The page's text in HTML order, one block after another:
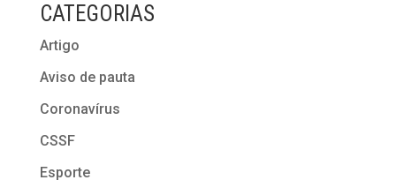
CATEGORIAS
Artigo
Aviso de pauta
Coronavírus
CSSF
Esporte